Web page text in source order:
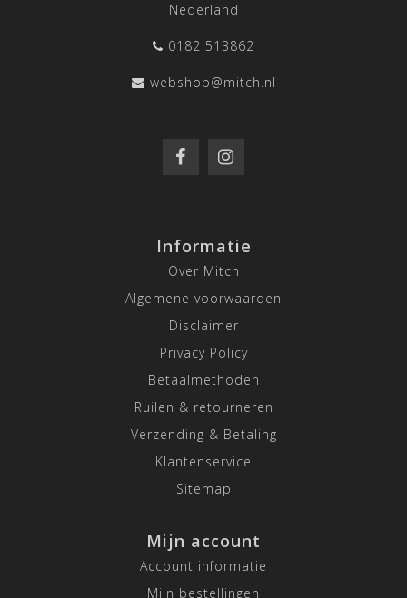
Nederland
0182 513862
webshop@mitch.nl
Informatie
Over Mitch
Algemene voorwaarden
Disclaimer
Privacy Policy
Betaalmethoden
Ruilen & retourneren
Verzending & Betaling
Klantenservice
Sitemap
Mijn account
Account informatie
Mijn bestellingen